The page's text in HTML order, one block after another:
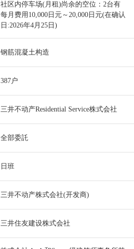
社区内停车场(月租)尚余的空位：2台有
每月费用10,000日元～20,000日元(在确认
日:2026年4月25日)
钢筋混凝土构造
387户
三井不动产Residential Service株式会社
全部委託
日班
三井不动产株式会社(开发商)
三井住友建设株式会社